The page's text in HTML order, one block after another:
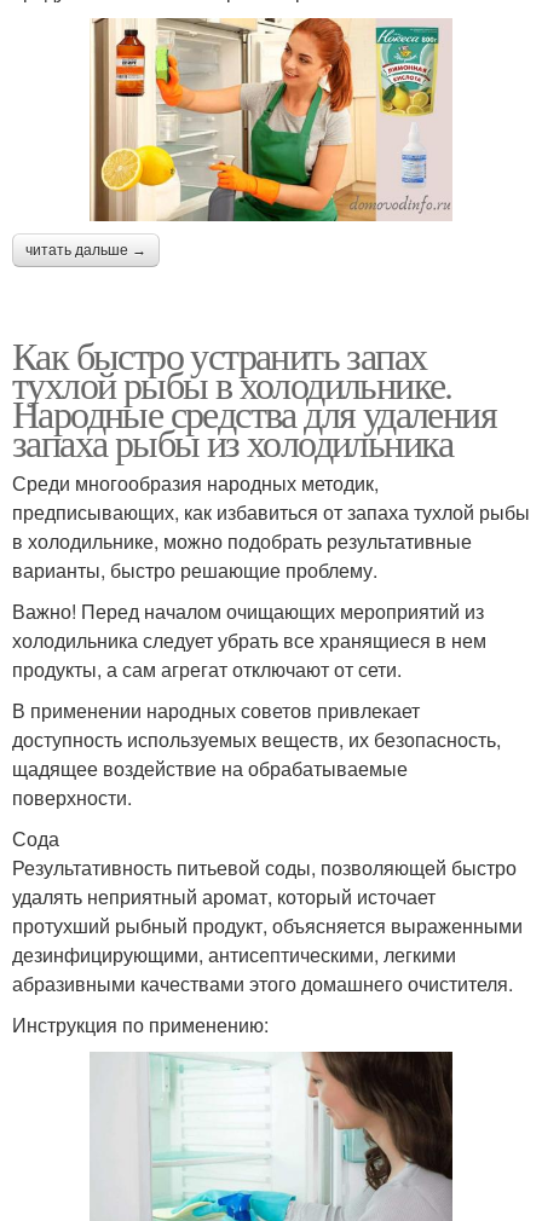
читать дальше →
Как быстро устранить запах
тухлой рыбы в холодильнике.
Народные средства для удаления
запаха рыбы из холодильника
Среди многообразия народных методик,
предписывающих, как избавиться от запаха тухлой рыбы
в холодильнике, можно подобрать результативные
варианты, быстро решающие проблему.
Важно! Перед началом очищающих мероприятий из
холодильника следует убрать все хранящиеся в нем
продукты, а сам агрегат отключают от сети.
В применении народных советов привлекает
доступность используемых веществ, их безопасность,
щадящее воздействие на обрабатываемые
поверхности.
Сода
Результативность питьевой соды, позволяющей быстро
удалять неприятный аромат, который источает
протухший рыбный продукт, объясняется выраженными
дезинфицирующими, антисептическими, легкими
абразивными качествами этого домашнего очистителя.
Инструкция по применению: